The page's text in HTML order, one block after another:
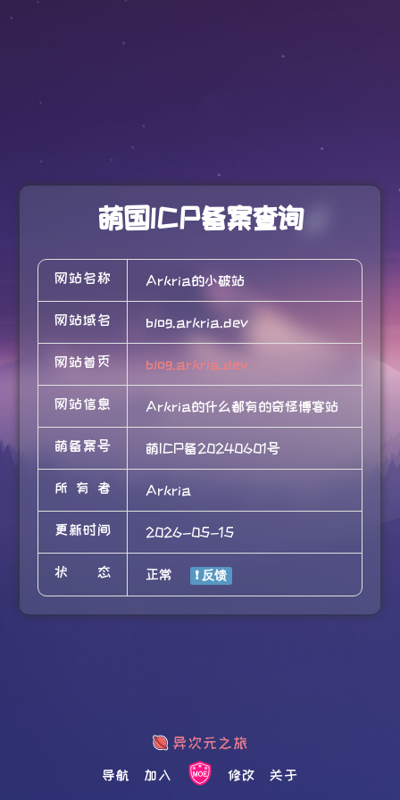
萌国ICP备案查询
网站名称 Arkria的小破站
网站域名 blog.arkria.dev
网站首页 blog.arkria.dev
网站信息 Arkria的什么都有的奇怪博客站
萌备案号 萌ICP备20240601号
所有者 Arkria
更新时间 2026-05-15
状态 正常
导航 加入 修改 关于